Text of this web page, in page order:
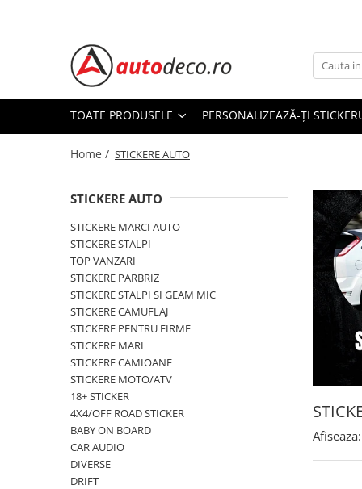
Toate Produsele
STICKERE AUTO
STICKERE MARCI AUTO
ALFA ROMEO
CHEVROLET
MERCEDES
TOATE PRODUSELE PERSONALIZEAZĂ-ȚI
Home / STICKERE AUTO
STICKERE AUTO
STICKERE MARCI AUTO
STICKERE STALPI
TOP VANZARI
STICKERE PARBRIZ
STICKERE STALPI SI GEAM MIC
STICKERE CAMUFLAJ
STICKERE PENTRU FIRME
STICKERE MARI
STICKERE CAMIOANE
STICKERE MOTO/ATV
18+ STICKER
4X4/OFF ROAD STICKER
BABY ON BOARD
CAR AUDIO
DIVERSE
DRIFT
Afiseaza: